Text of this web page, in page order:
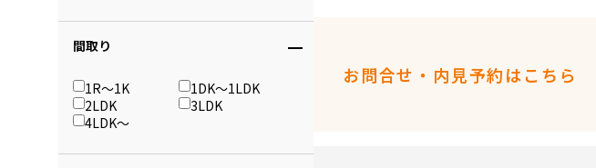
間取り
1R〜1K
1DK〜1LDK
2LDK
3LDK
4LDK〜
お問合せ・内見予約はこちら